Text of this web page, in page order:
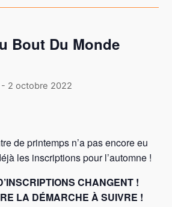
Bout Du Monde
- 2 octobre 2022
de printemps n’a pas encore eu
les inscriptions pour l’automne !
CHANGENT !
LA DÉMARCHE À SUIVRE !